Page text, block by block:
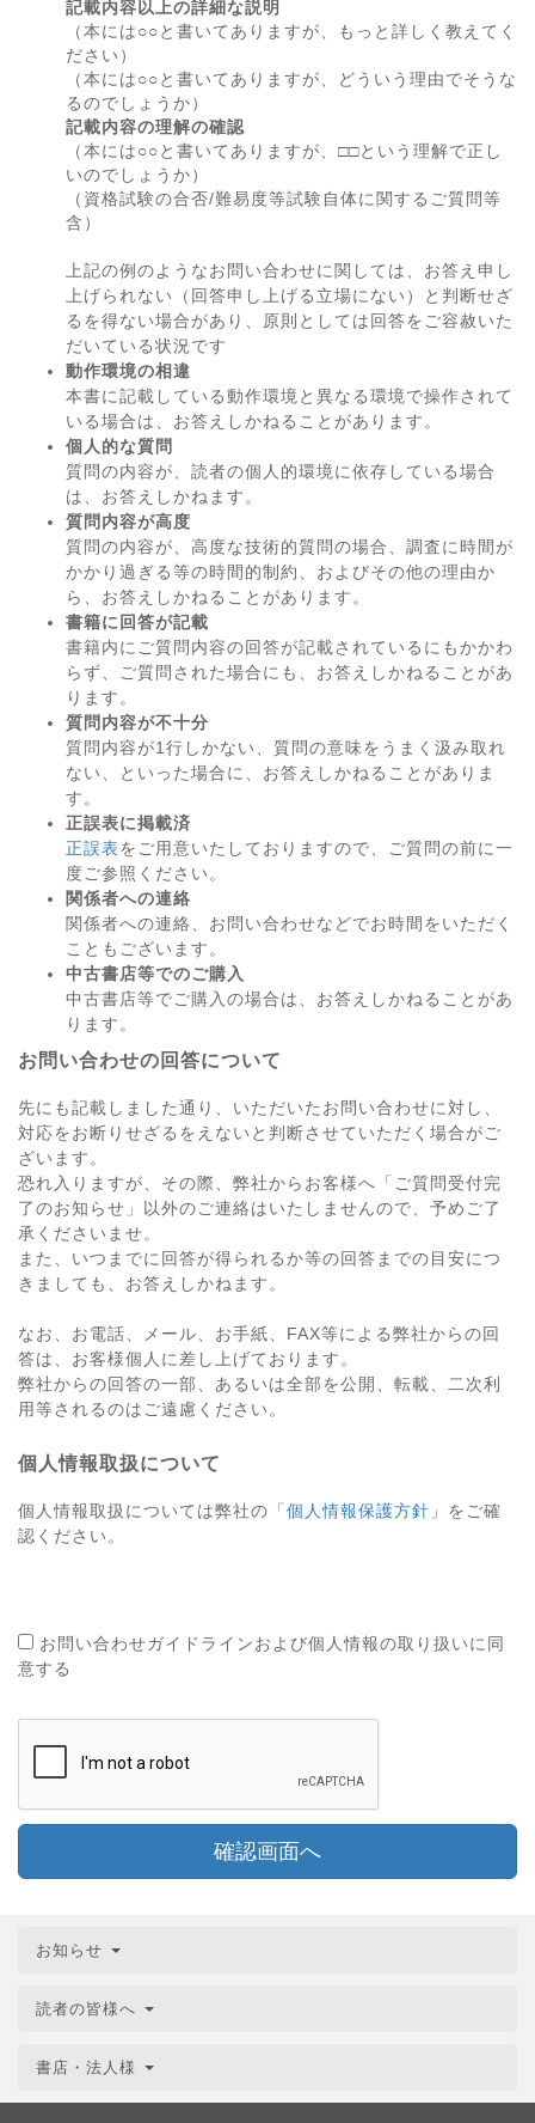
記載内容以上の詳細な説明
（本には○○と書いてありますが、もっと詳しく教えてく
ださい）
（本には○○と書いてありますが、どういう理由でそうな
るのでしょうか）
記載内容の理解の確認
（本には○○と書いてありますが、□□という理解で正し
いのでしょうか）
（資格試験の合否/難易度等試験自体に関するご質問等
含）
上記の例のようなお問い合わせに関しては、お答え申し
上げられない（回答申し上げる立場にない）と判断せざ
るを得ない場合があり、原則としては回答をご容赦いた
だいている状況です
動作環境の相違
本書に記載している動作環境と異なる環境で操作されて
いる場合は、お答えしかねることがあります。
個人的な質問
質問の内容が、読者の個人的環境に依存している場合
は、お答えしかねます。
質問内容が高度
質問の内容が、高度な技術的質問の場合、調査に時間が
かかり過ぎる等の時間的制約、およびその他の理由か
ら、お答えしかねることがあります。
書籍に回答が記載
書籍内にご質問内容の回答が記載されているにもかかわ
らず、ご質問された場合にも、お答えしかねることがあ
ります。
質問内容が不十分
質問内容が1行しかない、質問の意味をうまく汲み取れ
ない、といった場合に、お答えしかねることがありま
す。
正誤表に掲載済
正誤表をご用意いたしておりますので、ご質問の前に一
度ご参照ください。
関係者への連絡
関係者への連絡、お問い合わせなどでお時間をいただく
こともございます。
中古書店等でのご購入
中古書店等でご購入の場合は、お答えしかねることがあ
ります。
お問い合わせの回答について
先にも記載しました通り、いただいたお問い合わせに対し、
対応をお断りせざるをえないと判断させていただく場合がご
ざいます。
恐れ入りますが、その際、弊社からお客様へ「ご質問受付完
了のお知らせ」以外のご連絡はいたしませんので、予めご了
承くださいませ。
また、いつまでに回答が得られるか等の回答までの目安につ
きましても、お答えしかねます。
なお、お電話、メール、お手紙、FAX等による弊社からの回
答は、お客様個人に差し上げております。
弊社からの回答の一部、あるいは全部を公開、転載、二次利
用等されるのはご遠慮ください。
個人情報取扱について
個人情報取扱については弊社の「個人情報保護方針 」をご確
認ください。
お問い合わせガイドラインおよび個人情報の取り扱いに同
意する
確認画面へ
お知らせ
読者の皆様へ
書店・法人様